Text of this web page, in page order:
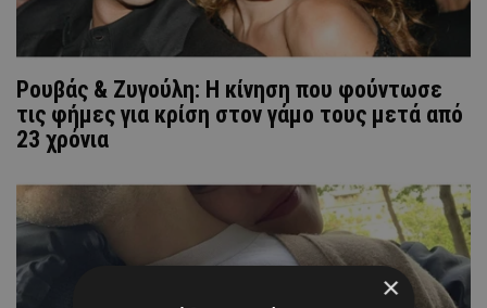
Ρουβάς & Ζυγούλη: Η κίνηση που φούντωσε
τις φήμες για κρίση στον γάμο τους μετά από
23 χρόνια
×